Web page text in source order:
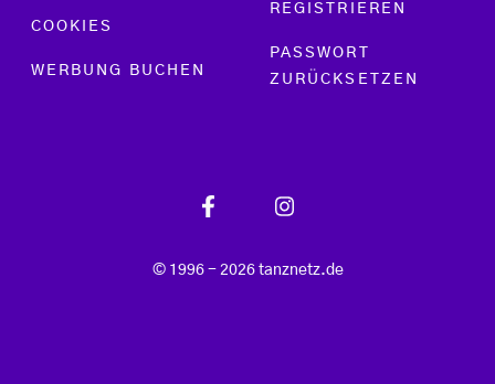
COOKIES
WERBUNG BUCHEN
REGISTRIEREN
PASSWORT
ZURÜCKSETZEN
© 1996 - 2026 tanznetz.de